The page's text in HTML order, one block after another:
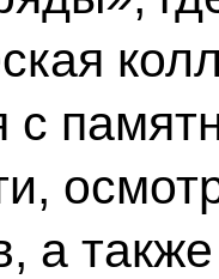
с
а